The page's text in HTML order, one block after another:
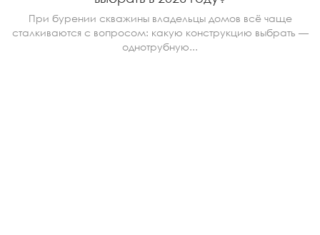
При бурении скважины владельцы домов всё чаще
сталкиваются с вопросом: какую конструкцию выбрать —
однотрубную...